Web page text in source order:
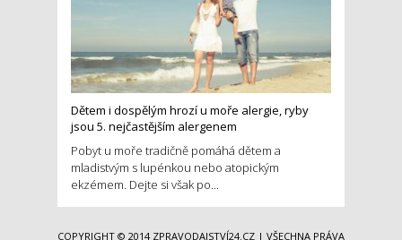
Dětem i dospělým hrozí u moře alergie, ryby
jsou 5. nejčastějším alergenem
Pobyt u moře tradičně pomáhá dětem a
mladistvým s lupénkou nebo atopickým
ekzémem. Dejte si však po...
COPYRIGHT © 2014 ZPRAVODAJSTVÍ24.CZ | VŠECHNA PRÁVA